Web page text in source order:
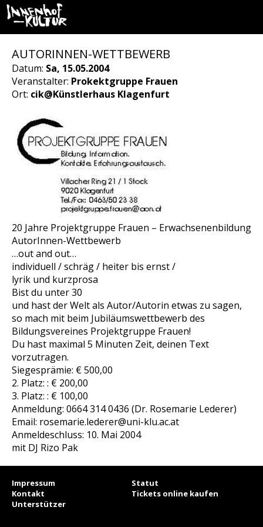
AUTORINNEN-WETTBEWERB
Datum: Sa, 15.05.2004
Veranstalter: Prokektgruppe Frauen
Ort: cik@Künstlerhaus Klagenfurt
20 Jahre Projektgruppe Frauen – Erwachsenenbildung
AutorInnen-Wettbewerb
…out and out…
individuell / schräg / heiter bis ernst /
lyrik und kurzprosa
Bist du unter 30
und hast der Welt als Autor/Autorin etwas zu sagen,
so mach mit beim Jubiläumswettbewerb des
Bildungsvereines Projektgruppe Frauen!
Du hast maximal 5 Minuten Zeit, deinen Text
vorzutragen.
Siegesprämie: € 500,00
2. Platz: : € 200,00
3. Platz: : € 100,00
Anmeldung: 0664 314 0436 (Dr. Rosemarie Lederer)
Email: rosemarie.lederer@uni-klu.ac.at
Anmeldeschluss: 10. Mai 2004
mit DJ Rizo Pak
Impressum
Statut
Kontakt
Tickets online kaufen
Unterstützer